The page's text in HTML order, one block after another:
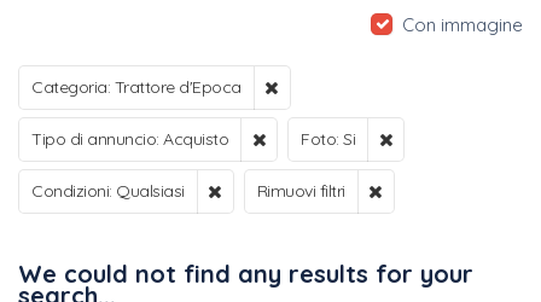
Con immagine
Categoria: Trattore d'Epoca
Tipo di annuncio: Acquisto Foto: Si
Condizioni: Qualsiasi Rimuovi filtri
We could not find any results for your
search...